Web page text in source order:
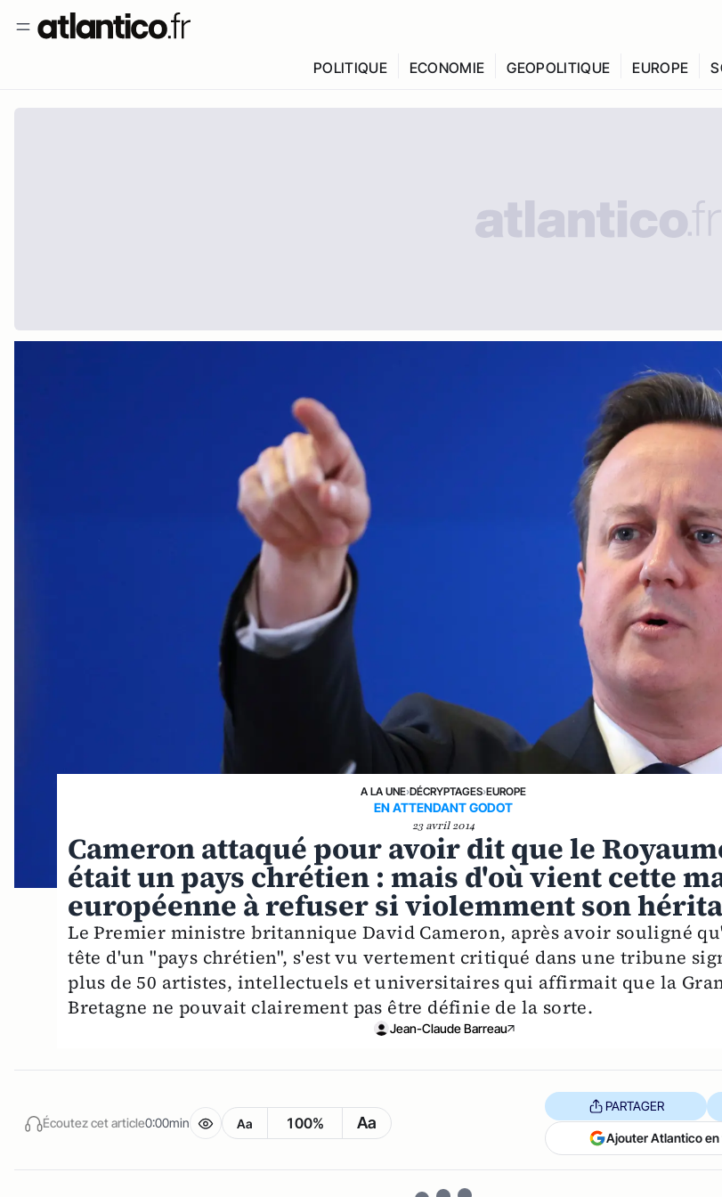
POLITIQUE ECONOMIE GEOPOLITIQUE EUROPE
A LA UNE›DÉCRYPTAGES›EUROPE
EN ATTENDANT GODOT
23 avril 2014
Cameron attaqué pour avoir dit que le
était un pays chrétien : mais d'où vient cette
européenne à refuser si violemment son
Le Premier ministre britannique David Cameron, après avoir souligné
tête d'un "pays chrétien", s'est vu vertement critiqué dans une tribune
plus de 50 artistes, intellectuels et universitaires qui affirmait que la
Bretagne ne pouvait clairement pas être définie de la sorte.
Jean-Claude Barreau
Écoutez cet article0:00min Aa 100% Aa
PARTAGER
Ajouter Atlantico en